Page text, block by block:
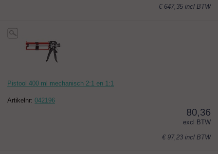
€ 647,35 incl BTW
Pistool 400 ml mechanisch 2:1 en 1:1
Artikelnr: 042196
80,36
excl BTW
€ 97,23 incl BTW